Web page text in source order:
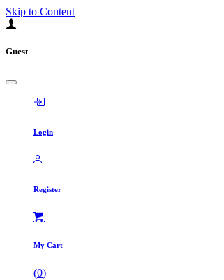
Skip to Content
Guest
Login
Register
My Cart
(0)